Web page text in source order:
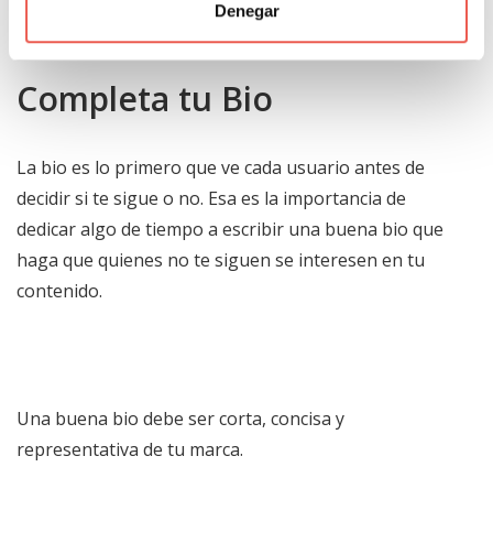
Denegar
Completa tu Bio
La bio es lo primero que ve cada usuario antes de
decidir si te sigue o no. Esa es la importancia de
dedicar algo de tiempo a escribir una buena bio que
haga que quienes no te siguen se interesen en tu
contenido.
Una buena bio debe ser corta, concisa y
representativa de tu marca.